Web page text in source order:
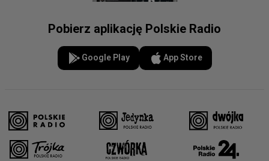
Pobierz aplikację Polskie Radio
Google Play App Store